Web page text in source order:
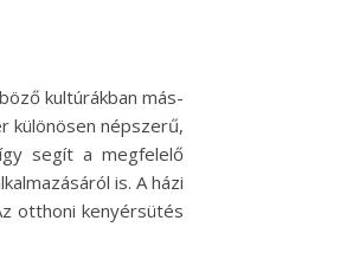
kultúrákban más-
különösen népszerű,
segít a megfelelő
is. A házi
otthoni kenyérsütés